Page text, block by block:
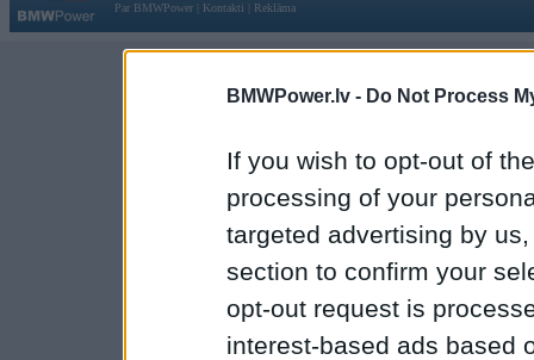
BMWPower.lv - Do Not Process
If you wish to opt-out of
processing of your
targeted advertising by
section to confirm your
opt-out request is
interest-based ads based
Par BMWPower
Kontakti Reklāma